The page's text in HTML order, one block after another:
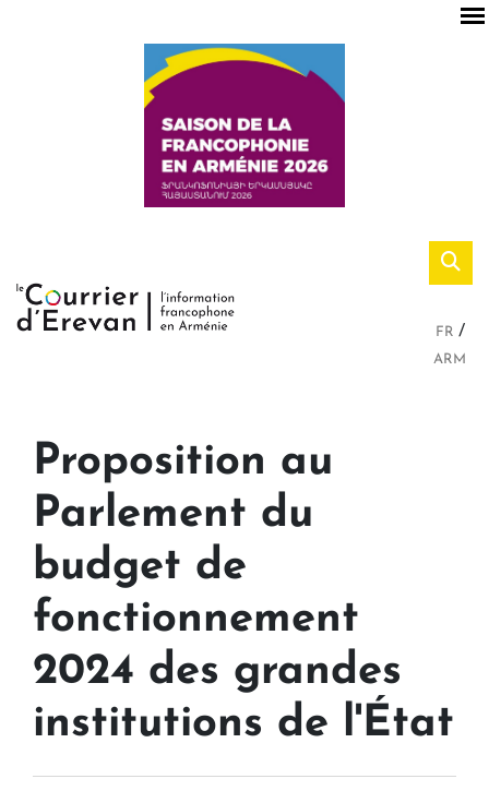
FR
ARM
Proposition au
Parlement du
budget de
fonctionnement
2024 des grandes
institutions de l'État